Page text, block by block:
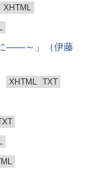
XHTML
――～」（伊藤
XHTML TXT